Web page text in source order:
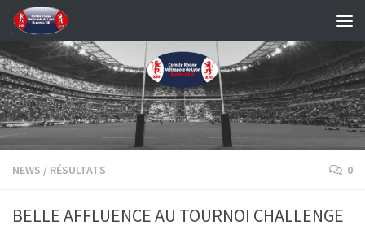
Skip to content
NEWS / RÉSULTATS 0
BELLE AFFLUENCE AU TOURNOI CHALLENGE